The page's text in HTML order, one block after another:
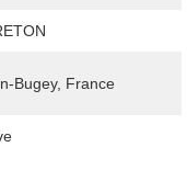
Bugey, France